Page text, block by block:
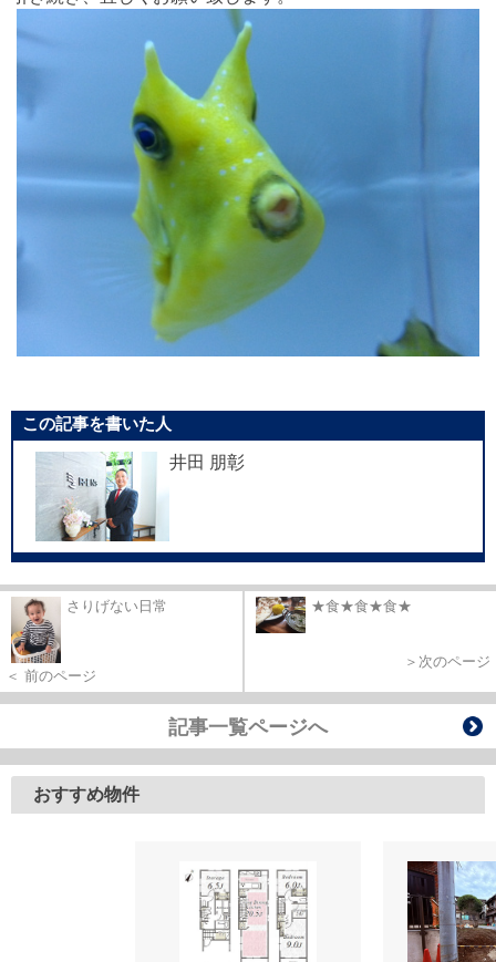
この記事を書いた人
井田 朋彰
さりげない日常
＜ 前のページ
★食★食★食★
＞次のページ
記事一覧ページへ
おすすめ物件